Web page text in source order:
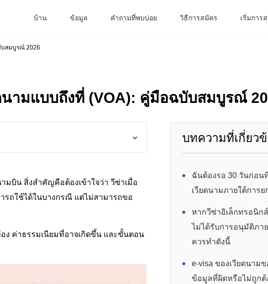
บ้าน ข้อมูล คำถามที่พบบ่อย วิธีการสมัคร เริ่มการ
บสมบูรณ์ 2026
นามแบบถึงที่ (VOA): คู่มือฉบับสมบูรณ์
มบิน สิ่งสำคัญคือต้องเข้าใจว่า วีซ่าเมื่อ
รถใช้ได้ในบางกรณี แต่ไม่สามารถขอ
ง ค่าธรรมเนียมที่อาจเกิดขึ้น และขั้นตอน
บทความที่เกี่ยวข้
ฉันต้องรอ 30 วันก่อน
เวียดนามภายใต้การ
หากวีซ่าอิเล็กทรอนิก
ไม่ได้รับการอนุมัติภา
ควรทำดังนี้
e-visa ของเวียดนาม
ข้อมูลที่ผิดหรือไม่ถูกต้